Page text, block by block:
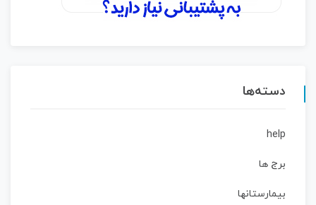
دسته‌ها
help
برج ها
بیمارستانها